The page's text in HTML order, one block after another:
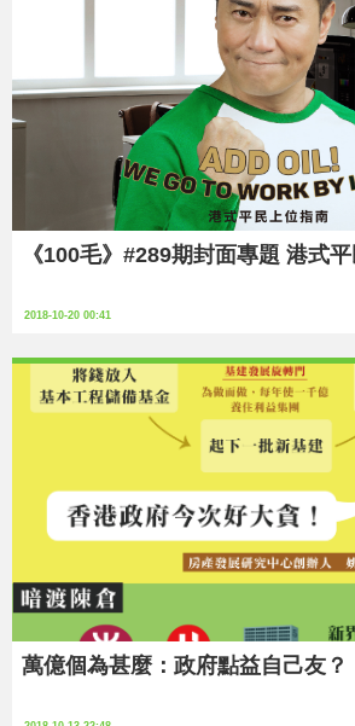
《100毛》#289期封面專題 港式
2018-10-20 00:41
萬億個為甚麼：政府點益自己友？